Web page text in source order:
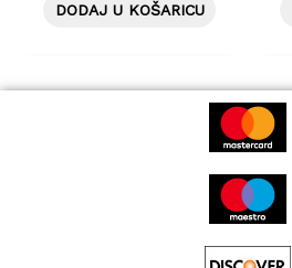
DODAJ U KOŠARICU